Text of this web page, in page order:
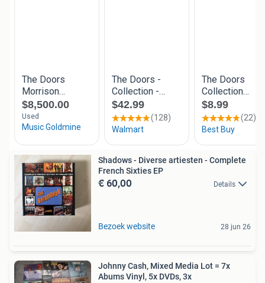
Shadows - Diverse artiesten - Complete
French Sixties EP
€ 60,00 Details
Bezoek website 28 jun 26
Johnny Cash, Mixed Media Lot = 7x
Abums Vinyl, 5x DVDs, 3x